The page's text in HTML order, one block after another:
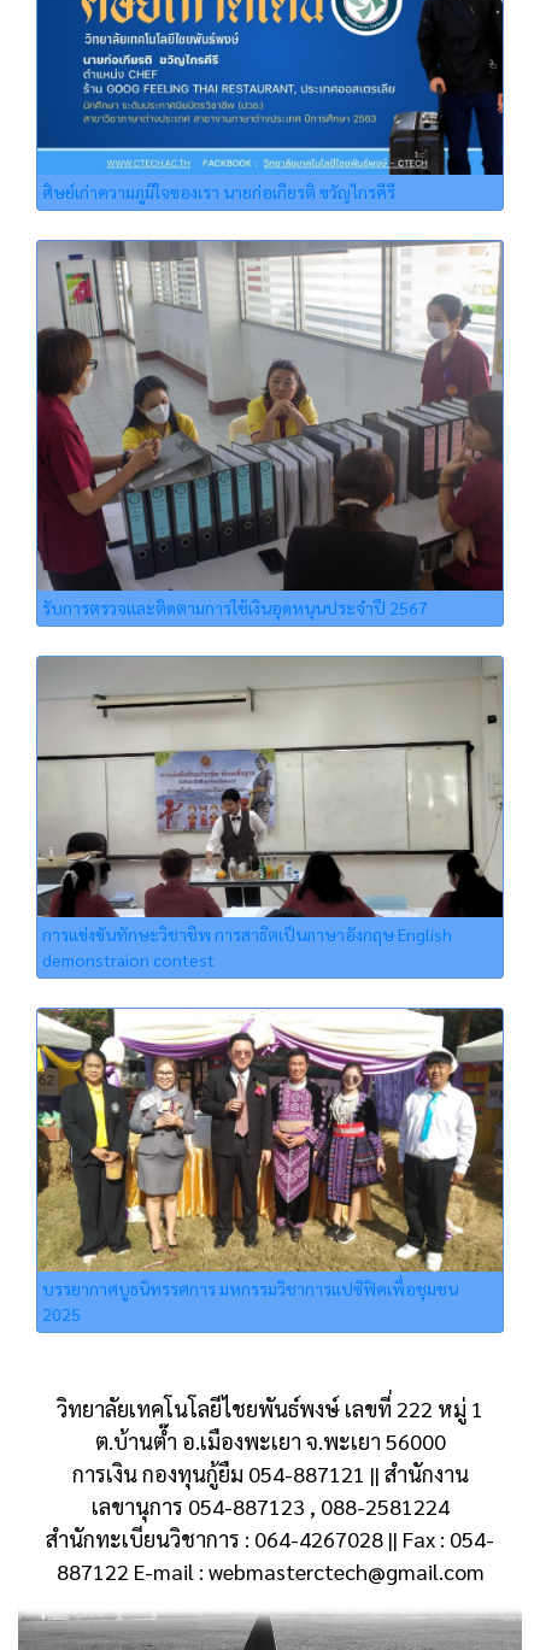
ศิษย์เก่าความภูมิใจของเรา นายก่อเกียรติ ขวัญไกรคีรี
รับการตรวจและติดตามการใช้เงินอุดหนุนประจำปี 2567
การแข่งขันทักษะวิชาชีพ การสาธิตเป็นภาษาอังกฤษ English
demonstraion contest
บรรยากาศบูธนิทรรศการ มหกรรมวิชาการแปซิฟิคเพื่อชุมชน
2025
วิทยาลัยเทคโนโลยีไชยพันธ์พงษ์ เลขที่ 222 หมู่ 1
ต.บ้านต๊ำ อ.เมืองพะเยา จ.พะเยา 56000
การเงิน กองทุนกู้ยืม 054-887121 || สำนักงาน
เลขานุการ 054-887123 , 088-2581224
สำนักทะเบียนวิชาการ : 064-4267028 || Fax : 054-
887122 E-mail : webmasterctech@gmail.com